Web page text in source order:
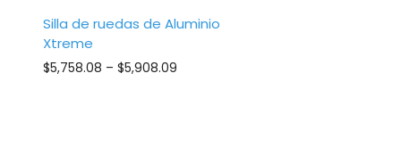
Silla de ruedas de Aluminio
Xtreme
$5,758.08 – $5,908.09